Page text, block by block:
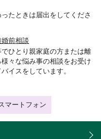
たときは届出をしてくださ
前相談
ひとり親家庭の方または離
々な悩み事の相談をお受け
イスをしています。
マートフォン